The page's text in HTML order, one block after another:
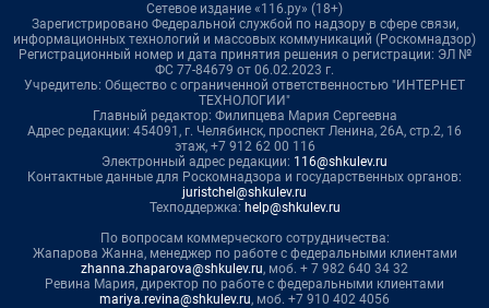
Сетевое издание «116.ру» (18+)
Зарегистрировано Федеральной службой по надзору в сфере связи,
информационных технологий и массовых коммуникаций (Роскомнадзор)
Регистрационный номер и дата принятия решения о регистрации: ЭЛ №
ФС 77-84679 от 06.02.2023 г.
Учредитель: Общество с ограниченной ответственностью "ИНТЕРНЕТ
ТЕХНОЛОГИИ"
Главный редактор: Филипцева Мария Сергеевна
Адрес редакции: 454091, г. Челябинск, проспект Ленина, 26А, стр.2, 16
этаж, +7 912 62 00 116
Электронный адрес редакции: 116@shkulev.ru
Контактные данные для Роскомнадзора и государственных органов:
juristchel@shkulev.ru
Техподдержка: help@shkulev.ru
По вопросам коммерческого сотрудничества:
Жапарова Жанна, менеджер по работе с федеральными клиентами
zhanna.zhaparova@shkulev.ru, моб. + 7 982 640 34 32
Ревина Мария, директор по работе с федеральными клиентами
mariya.revina@shkulev.ru, моб. +7 910 402 4056